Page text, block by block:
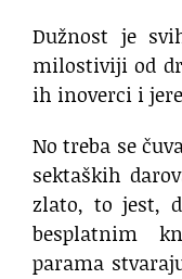
Dužnost je
milostiviji od
ih inoverci i
No treba se
sektaških
zlato, to jest,
besplatnim
parama